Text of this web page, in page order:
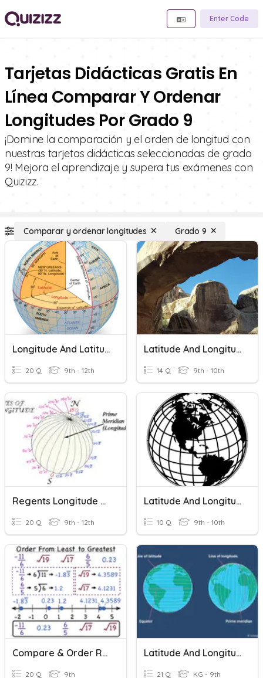
Enter Code
Tarjetas Didácticas Gratis En
Línea Comparar Y Ordenar
Longitudes Por Grado 9
¡Domine la comparación y el orden de longitud con
nuestras tarjetas didácticas seleccionadas de grado
9! Mejora el aprendizaje y supera tus exámenes con
Quizizz.
Comparar y ordenar longitudes Grado 9
Longitude And Latitude
20 Q 9th - 12th
Latitude And Longitude
14 Q 9th - 10th
Regents Longitude Latitude
20 Q 9th - 12th
Latitude And Longitude
10 Q 9th - 10th
Compare & Order Real Numbers (A1.1.1.1.1)
20 Q 9th
Latitude And Longitude
21 Q KG - 9th